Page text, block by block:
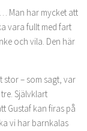
Man har mycket att
vara fullt med fart
och vila. Den här
stor – som sagt, var
Självklart
Gustaf kan firas på
vi har barnkalas